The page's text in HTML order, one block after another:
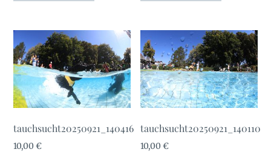
tauchsucht20250921_140416
10,00€
tauchsucht20250921_140110
10,00€